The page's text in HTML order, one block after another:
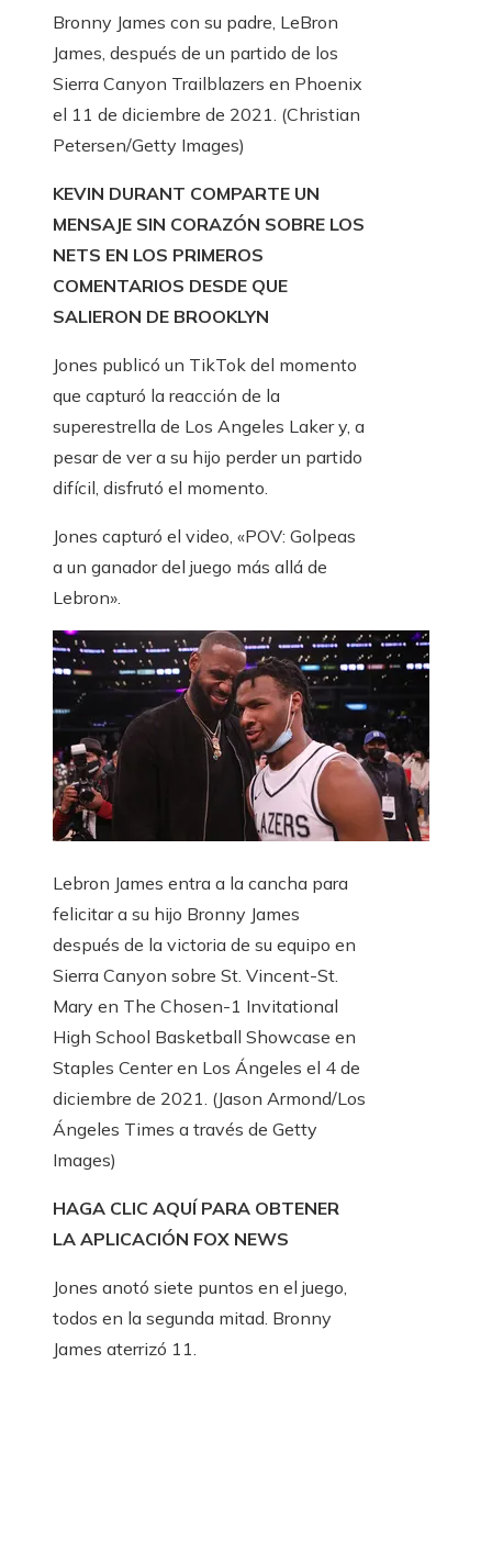
Bronny James con su padre, LeBron
James, después de un partido de los
Sierra Canyon Trailblazers en Phoenix
el 11 de diciembre de 2021. (Christian
Petersen/Getty Images)
KEVIN DURANT COMPARTE UN
MENSAJE SIN CORAZÓN SOBRE LOS
NETS EN LOS PRIMEROS
COMENTARIOS DESDE QUE
SALIERON DE BROOKLYN
Jones publicó un TikTok del momento
que capturó la reacción de la
superestrella de Los Angeles Laker y, a
pesar de ver a su hijo perder un partido
difícil, disfrutó el momento.
Jones capturó el video, «POV: Golpeas
a un ganador del juego más allá de
Lebron».
Lebron James entra a la cancha para
felicitar a su hijo Bronny James
después de la victoria de su equipo en
Sierra Canyon sobre St. Vincent-St.
Mary en The Chosen-1 Invitational
High School Basketball Showcase en
Staples Center en Los Ángeles el 4 de
diciembre de 2021. (Jason Armond/Los
Ángeles Times a través de Getty
Images)
HAGA CLIC AQUÍ PARA OBTENER
LA APLICACIÓN FOX NEWS
Jones anotó siete puntos en el juego,
todos en la segunda mitad. Bronny
James aterrizó 11.